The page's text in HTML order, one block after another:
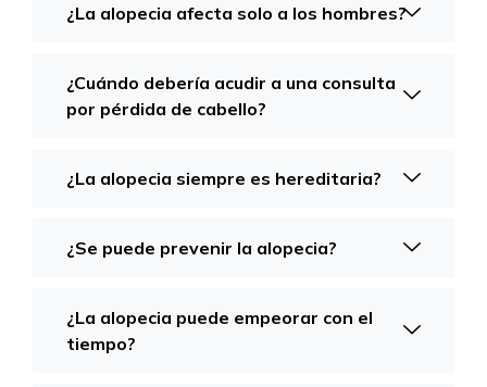
¿La alopecia afecta solo a los hombres?
¿Cuándo debería acudir a una consulta
por pérdida de cabello?
¿La alopecia siempre es hereditaria?
¿Se puede prevenir la alopecia?
¿La alopecia puede empeorar con el
tiempo?